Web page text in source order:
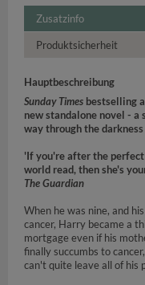
Zusatzinfo
Produktsicherheit
Hauptbeschreibung
Sunday Times bestselling
new standalone novel -
way through the darkness
'If you're after the
world read, then she's
The Guardian
When he was nine, and
cancer, Harry became a
mortgage even if his
finally succumbs to
can't quite leave all of his